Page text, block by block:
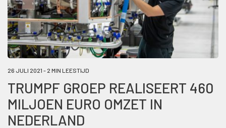
26 JULI 2021 - 2 MIN LEESTIJD
TRUMPF GROEP REALISEERT 460
MILJOEN EURO OMZET IN
NEDERLAND